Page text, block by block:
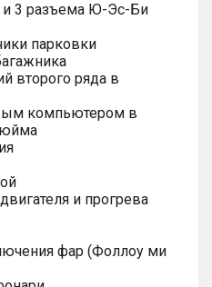
и 3 разъема Ю-Эс-Би
парковки
второго ряда в
компьютером в
и прогрева
фар (Фоллоу ми